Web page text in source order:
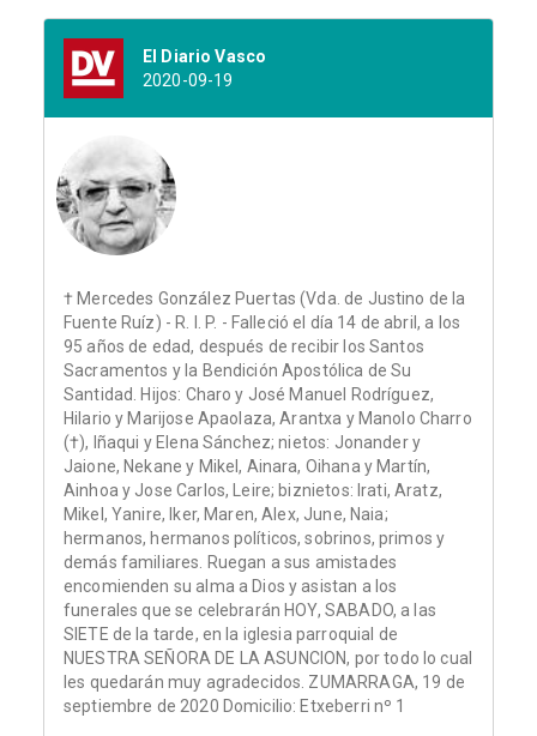
El Diario Vasco
2020-09-19
† Mercedes González Puertas (Vda. de Justino de la
Fuente Ruíz) - R. I. P. - Falleció el día 14 de abril, a los
95 años de edad, después de recibir los Santos
Sacramentos y la Bendición Apostólica de Su
Santidad. Hijos: Charo y José Manuel Rodríguez,
Hilario y Marijose Apaolaza, Arantxa y Manolo Charro
(†), Iñaqui y Elena Sánchez; nietos: Jonander y
Jaione, Nekane y Mikel, Ainara, Oihana y Martín,
Ainhoa y Jose Carlos, Leire; biznietos: Irati, Aratz,
Mikel, Yanire, Iker, Maren, Alex, June, Naia;
hermanos, hermanos políticos, sobrinos, primos y
demás familiares. Ruegan a sus amistades
encomienden su alma a Dios y asistan a los
funerales que se celebrarán HOY, SABADO, a las
SIETE de la tarde, en la iglesia parroquial de
NUESTRA SEÑORA DE LA ASUNCION, por todo lo cual
les quedarán muy agradecidos. ZUMARRAGA, 19 de
septiembre de 2020 Domicilio: Etxeberri nº 1